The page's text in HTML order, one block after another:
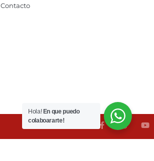
Contacto
Hola! En que puedo
colaboararte!